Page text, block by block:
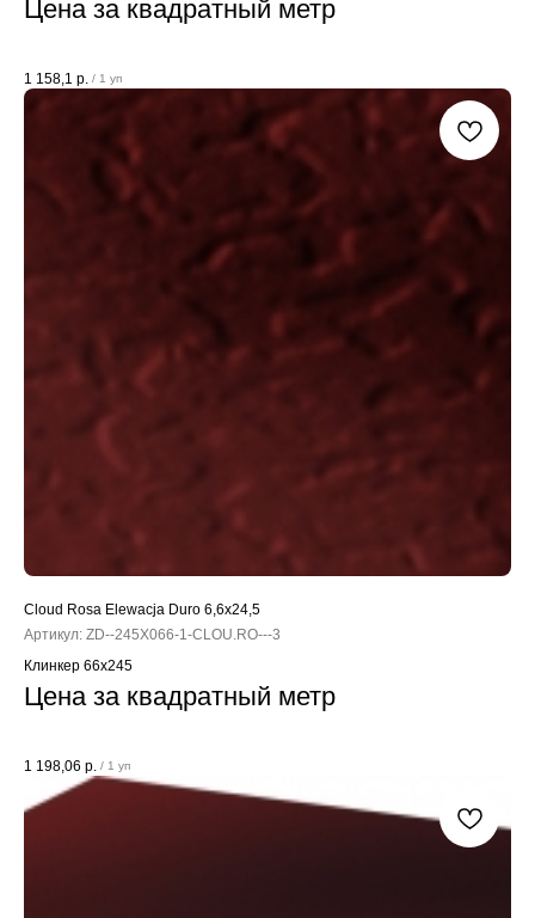
Цена за квадратный метр
1 158,1 р. / 1 уп
Cloud Rosa Elewacja Duro 6,6x24,5
Артикул: ZD--245X066-1-CLOU.RO---3
Клинкер 66x245
Цена за квадратный метр
1 198,06 р. / 1 уп